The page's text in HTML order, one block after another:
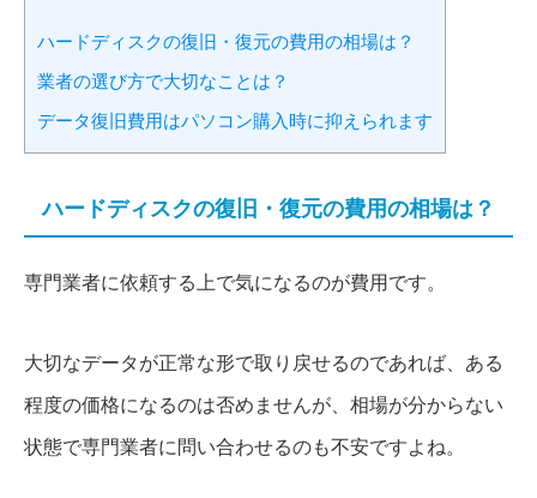
ハードディスクの復旧・復元の費用の相場は？
業者の選び方で大切なことは？
データ復旧費用はパソコン購入時に抑えられます
ハードディスクの復旧・復元の費用の相場は？
専門業者に依頼する上で気になるのが費用です。
大切なデータが正常な形で取り戻せるのであれば、ある
程度の価格になるのは否めませんが、相場が分からない
状態で専門業者に問い合わせるのも不安ですよね。